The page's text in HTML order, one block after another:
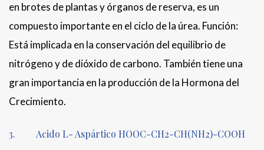
en brotes de plantas y órganos de reserva, es un
compuesto importante en el ciclo de la úrea. Función:
Está implicada en la conservación del equilibrio de
nitrógeno y de dióxido de carbono. También tiene una
gran importancia en la producción de la Hormona del
Crecimiento.
3. Acido L- Aspártico HOOC-CH2-CH(NH2)-COOH